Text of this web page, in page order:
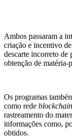
Ambos passaram a
criação e incentivo
descarte incorreto de
obtenção de matéria-
Os programas
como rede blockchain
rastreamento do
informações como,
obtidos.